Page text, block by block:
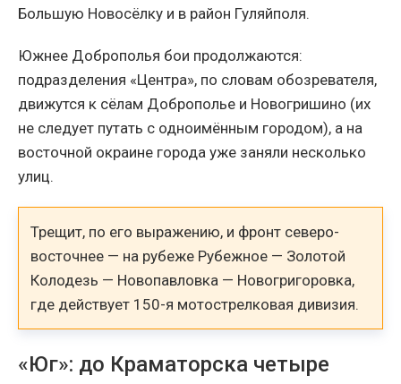
Большую Новосёлку и в район Гуляйполя.
Южнее Доброполья бои продолжаются:
подразделения «Центра», по словам обозревателя,
движутся к сёлам Доброполье и Новогришино (их
не следует путать с одноимённым городом), а на
восточной окраине города уже заняли несколько
улиц.
Трещит, по его выражению, и фронт северо-
восточнее — на рубеже Рубежное — Золотой
Колодезь — Новопавловка — Новогригоровка,
где действует 150-я мотострелковая дивизия.
«Юг»: до Краматорска четыре